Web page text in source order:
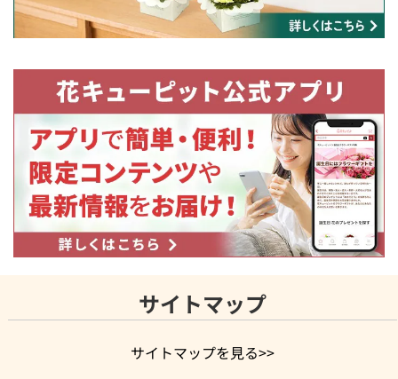
サイトマップ
サイトマップを見る>>